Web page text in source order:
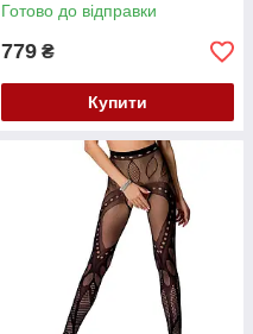
Готово до відправки
779 ₴
Купити